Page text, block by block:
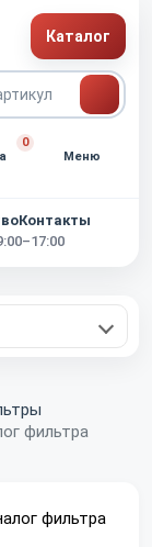
Каталог
0
Меню
Контакты
фильтра